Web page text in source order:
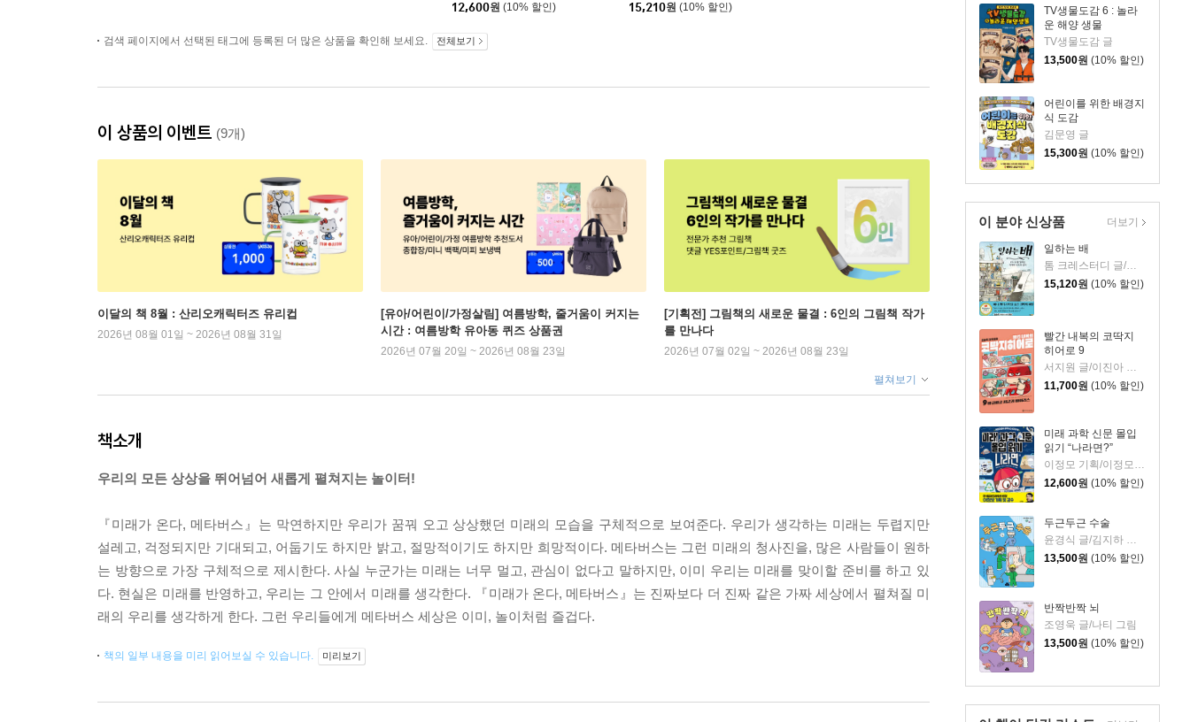
TV생물도감 6 : 놀라
운 해양 생물
TV생물도감 글
13,500원 (10% 할인)
어린이를 위한 배경지
식 도감
김문영 글
15,300원 (10% 할인)
이 분야 신상품
일하는 배
톰 크레스터디 글/장석봉 그림
15,120원 (10% 할인)
빨간 내복의 코딱지
히어로 9
서지원 글/이진아 그림/와이즈만 영재교육연구소 감수
11,700원 (10% 할인)
미래 과학 신문 몰입
읽기 “나라면?”
이정모 기획/이정모 감수/박정란,서재인 글/신병근 그림
12,600원 (10% 할인)
두근두근 수술
윤경식 글/김지하 그림
13,500원 (10% 할인)
반짝반짝 뇌
조영욱 글/나티 그림
13,500원 (10% 할인)
더보기
12,600원 (10% 할인)
15,210원 (10% 할인)
검색 페이지에서 선택된 태그에 등록된 더 많은 상품을 확인해 보세요. 전체보기
이 상품의 이벤트 (9개)
이달의 책 8월 : 산리오캐릭터즈 유리컵
2026년 08월 01일 ~ 2026년 08월 31일
[유아/어린이/가정살림] 여름방학, 줄거움이 커지는
시간 : 여름방학 유아동 퀴즈 상품권
2026년 07월 20일 ~ 2026년 08월 23일
[기획전] 그림책의 새로운 물결 : 6인의 그림책 작가
를 만나다
2026년 07월 02일 ~ 2026년 08월 23일
펼쳐보기
책소개
우리의 모든 상상을 뛰어넘어 새롭게 펼쳐지는 놀이터!
『미래가 온다, 메타버스』는 막연하지만 우리가 꿈꿔 오고 상상했던 미래의 모습을 구체적으로 보여준다. 우리가 생각하는 미래는 두렵지만
설레고, 걱정되지만 기대되고, 어둡기도 하지만 밝고, 절망적이기도 하지만 희망적이다. 메타버스는 그런 미래의 청사진을, 많은 사람들이 원하
는 방향으로 가장 구체적으로 제시한다. 사실 누군가는 미래는 너무 멀고, 관심이 없다고 말하지만, 이미 우리는 미래를 맞이할 준비를 하고 있
다. 현실은 미래를 반영하고, 우리는 그 안에서 미래를 생각한다. 『미래가 온다, 메타버스』는 진짜보다 더 진짜 같은 가짜 세상에서 펼쳐질 미
래의 우리를 생각하게 한다. 그런 우리들에게 메타버스 세상은 이미, 놀이처럼 즐겁다.
책의 일부 내용을 미리 읽어보실 수 있습니다. 미리보기